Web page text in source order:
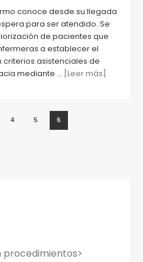
conoce desde su llegada
para ser atendido. Se
de pacientes que
a establecer el
asistenciales de
mediante ... [Leer más]
Página
4 Página
5 Página
6
procedimientos>